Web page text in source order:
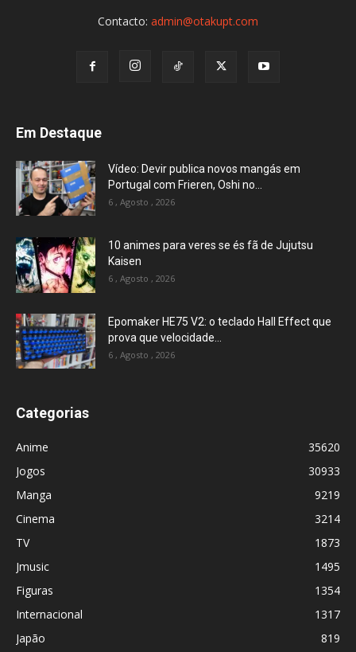
Contacto: admin@otakupt.com
Em Destaque
Vídeo: Devir publica novos mangás em
Portugal com Frieren, Oshi no...
6 , Agosto , 2026
10 animes para veres se és fã de Jujutsu
Kaisen
6 , Agosto , 2026
Epomaker HE75 V2: o teclado Hall Effect que
prova que velocidade...
6 , Agosto , 2026
Categorias
Anime
35620
Jogos
30933
Manga
9219
Cinema
3214
TV
1873
Jmusic
1495
Figuras
1354
Internacional
1317
Japão
819